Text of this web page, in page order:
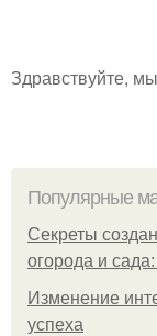
Здравствуйте,
Популярные
Секреты
огорода и
Изменение
успеха